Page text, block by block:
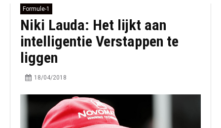
Formule-1
Niki Lauda: Het lijkt aan
intelligentie Verstappen te
liggen
18/04/2018